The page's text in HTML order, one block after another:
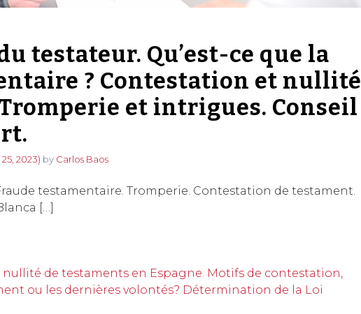
testateur. Qu’est-ce que la
? Contestation et nullité
et intrigues. Conseil
2023) by Carlos Baos
testamentaire. Tromperie. Contestation de testament.
[…]
de testaments en Espagne. Motifs de contestation,
ou les dernières volontés? Détermination de la Loi